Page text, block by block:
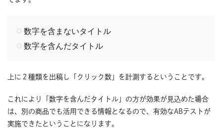
数字を含まないタイトル
数字を含んだタイトル
上に２種類を出稿し「クリック数」を計測するということです。
これにより「数字を含んだタイトル」の方が効果が見込めた場合
は、別の商品でも活用できる情報となるので、有効なABテストが
実施できたということになります。